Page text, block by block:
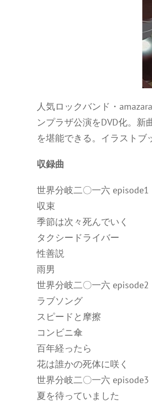
人気ロックバンド・
ンプラザ公演をDVD化。
を堪能できる。イラストブ
収録曲
世界分岐二〇一六 episode1
収束
季節は次々死んでいく
タクシードライバー
性善説
雨男
世界分岐二〇一六 episode2
ラブソング
スピードと摩擦
コンビニ傘
百年経ったら
花は誰かの死体に咲く
世界分岐二〇一六 episode3
夏を待っていました